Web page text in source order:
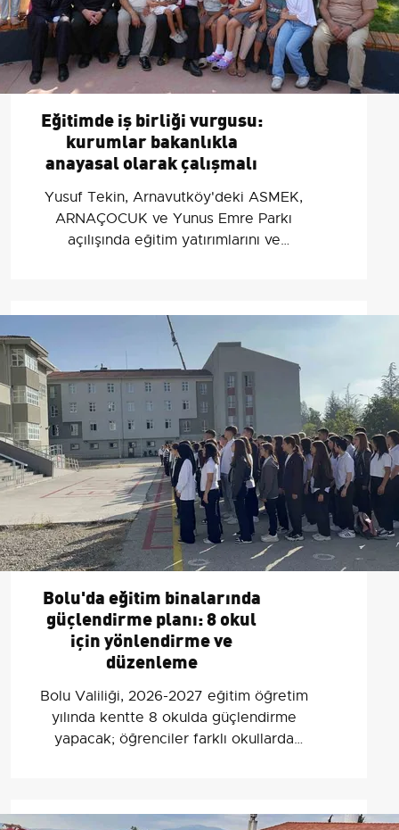
Eğitimde iş birliği vurgusu:
kurumlar bakanlıkla
anayasal olarak çalışmalı
Yusuf Tekin, Arnavutköy'deki ASMEK,
ARNAÇOCUK ve Yunus Emre Parkı
açılışında eğitim yatırımlarını ve
Bolu'da eğitim binalarında
güçlendirme planı: 8 okul
için yönlendirme ve
düzenleme
Bolu Valiliği, 2026-2027 eğitim öğretim
yılında kentte 8 okulda güçlendirme
yapacak; öğrenciler farklı okullarda